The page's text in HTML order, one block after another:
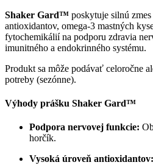
Shaker Gard™ poskytuje silnú
antioxidantov, omega-3 mastných
fytochemikálií na podporu zdravia
imunitného a endokrinného systému.
Produkt sa môže podávať celoročne
potreby (sezónne).
Výhody prášku Shaker Gard™
Podpora nervovej funkcie:
horčík.
Vysoká úroveň antioxidantov: